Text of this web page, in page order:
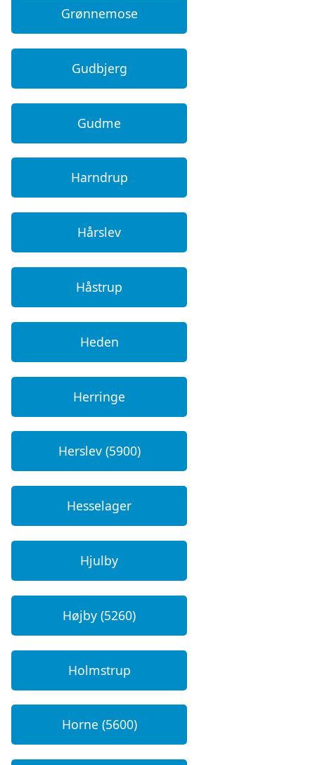
Grønnemose
Gudbjerg
Gudme
Harndrup
Hårslev
Håstrup
Heden
Herringe
Herslev (5900)
Hesselager
Hjulby
Højby (5260)
Holmstrup
Horne (5600)